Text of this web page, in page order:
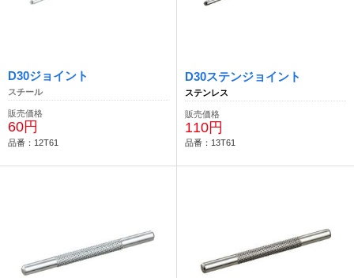
D30ジョイント
スチール
販売価格
60円
品番：12T61
D30ステンジョイント
ステンレス
販売価格
110円
品番：13T61